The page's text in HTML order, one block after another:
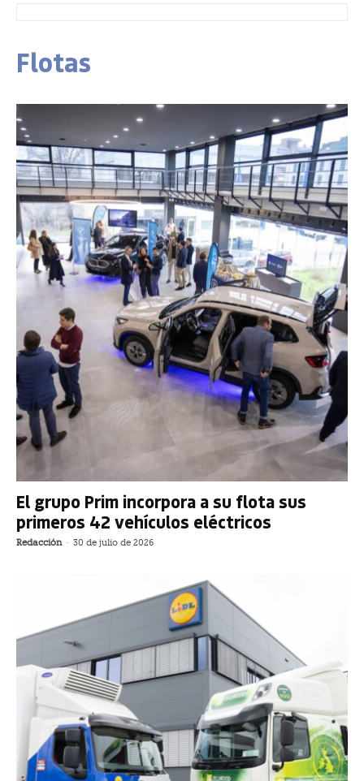
Flotas
El grupo Prim incorpora a su flota sus
primeros 42 vehículos eléctricos
Redacción - 30 de julio de 2026